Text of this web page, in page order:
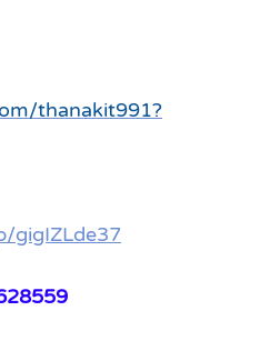
thanakit991?
gigIZLde37